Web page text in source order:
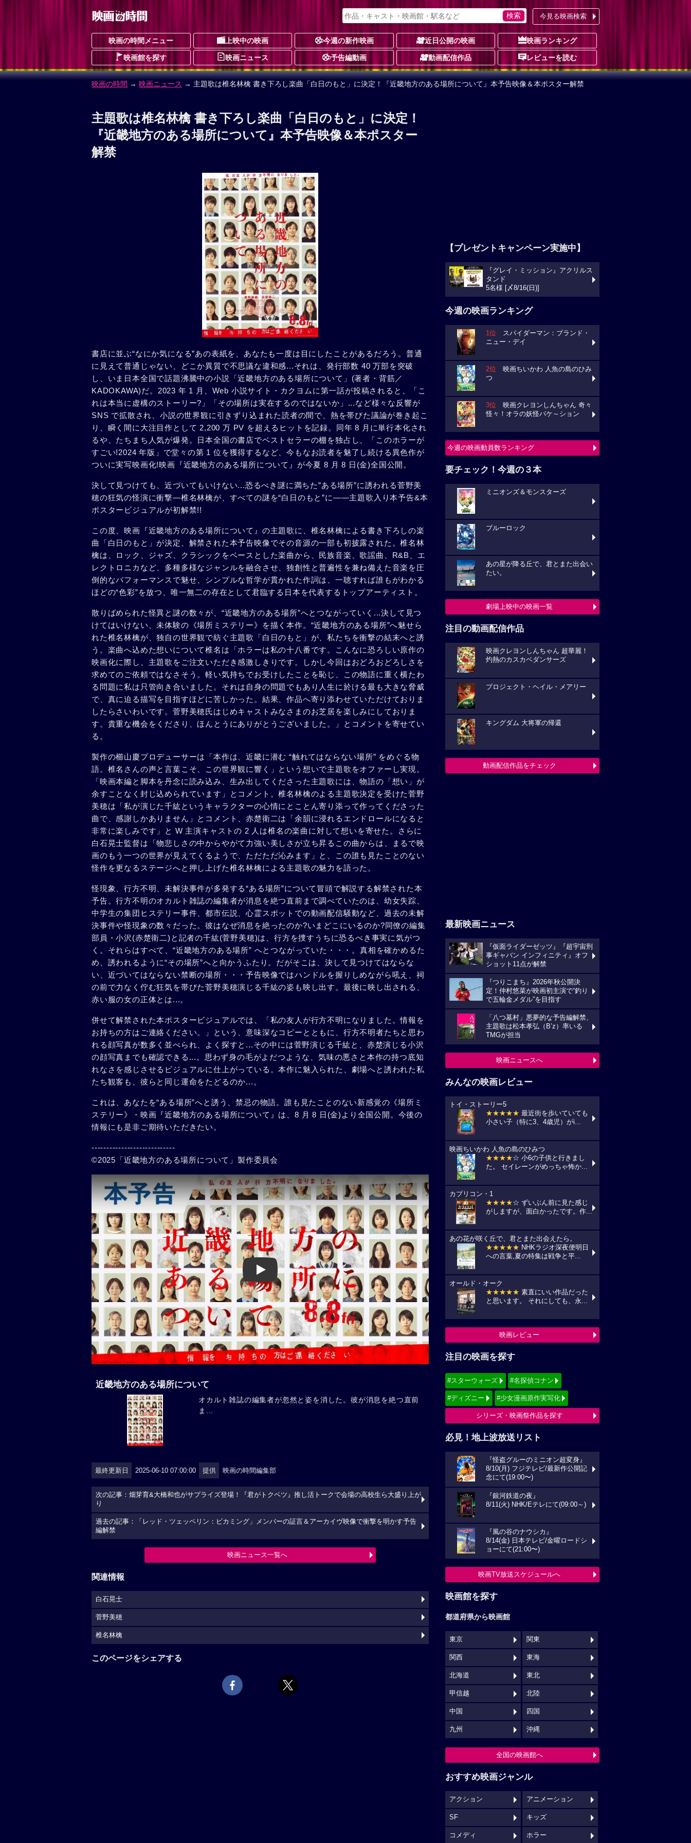
今見る映画検索
映画の時間メニュー 上映中の映画 今週の新作映画 近日公開の映画 映画ランキング
映画館を探す 映画ニュース 予告編動画 動画配信作品 レビューを読む
映画の時間 → 映画ニュース → 主題歌は椎名林檎 書き下ろし楽曲「白日のもと」に決定！『近畿地方のある場所について』本予告映像＆本ポスター解禁
主題歌は椎名林檎 書き下ろし楽曲「白日のもと」に決定！
『近畿地方のある場所について』本予告映像＆本ポスター
解禁
書店に並ぶ“なにか気になる”あの表紙を、あなたも一度は目にしたことがあるだろう。普通
に見えて普通じゃない、どこか異質で不思議な違和感...それは、発行部数 40 万部を突破
し、いま日本全国で話題沸騰中の小説「近畿地方のある場所について」(著者・背筋／
KADOKAWA)だ。2023 年 1 月、Web 小説サイト・カクヨムに第一話が投稿されると、「こ
れは本当に虚構のストーリー?」「その場所は実在するのではないか」...など様々な反響が
SNS で拡散され、小説の世界観に引きずり込まれた読者の間で、熱を帯びた議論が巻き起こ
り、瞬く間に大注目作として 2,200 万 PV を超えるヒットを記録。同年 8 月に単行本化され
るや、たちまち人気が爆発。日本全国の書店でベストセラーの棚を独占し、「このホラーが
すごい!2024 年版」で堂々の第 1 位を獲得するなど、今もなお読者を魅了し続ける異色作が
ついに実写映画化!映画『近畿地方のある場所について』が今夏 8 月 8 日(金)全国公開。
決して見つけても、近づいてもいけない...恐るべき謎に満ちた”ある場所”に誘われる菅野美
穂の狂気の怪演に衝撃―椎名林檎が、すべての謎を“白日のもと”に――主題歌入り本予告&本
ポスタービジュアルが初解禁!!
この度、映画『近畿地方のある場所について』の主題歌に、椎名林檎による書き下ろしの楽
曲「白日のもと」が決定、解禁された本予告映像でその音源の一部も初披露された。椎名林
檎は、ロック、ジャズ、クラシックをベースとした楽曲から、民族音楽、歌謡曲、R&B、エ
レクトロニカなど、多種多様なジャンルを融合させ、独創性と普遍性を兼ね備えた音楽を圧
倒的なパフォーマンスで魅せ、シンプルな哲学が貫かれた作詞は、一聴すれば誰もがわかる
ほどの“色彩”を放つ、唯一無二の存在として君臨する日本を代表するトップアーティスト。
散りばめられた怪異と謎の数々が、“近畿地方のある場所”へとつながっていく...決して見つ
けてはいけない、未体験の《場所ミステリー》を描く本作。“近畿地方のある場所”へ魅せら
れた椎名林檎が、独自の世界観で紡ぐ主題歌「白日のもと」が、私たちを衝撃の結末へと誘
う。楽曲へ込めた想いについて椎名は「ホラーは私の十八番です。こんなに恐ろしい原作の
映画化に際し、主題歌をご注文いただき感激しきりです。しかし今回はおどろおどろしさを
求めてのご依頼ではなさそう。軽い気持ちでお受けしたことを恥じ、この物語に重く横たわ
る問題に私は只管向き合いました。それは自身の問題でもあり人生に於ける最も大きな脅威
で、真に迫る描写を目指すほどに苦しかった。結果、作品へ寄り添わせていただけておりま
したらさいわいです。菅野美穂氏はじめキャストみなさまのお芝居を楽しみにしておりま
す。貴重な機会をくださり、ほんとうにありがとうございました。」とコメントを寄せてい
る。
製作の櫛山慶プロデューサーは「本作は、近畿に潜む “触れてはならない場所” をめぐる物
語。椎名さんの声と言葉こそ、この世界観に響く」という想いで主題歌をオファーし実現。
「映画本編と脚本を丹念に読み込み、生み出してくださった主題歌には、物語の「想い」が
余すことなく封じ込められています」とコメント。椎名林檎のよる主題歌決定を受けた菅野
美穂は「私が演じた千紘というキャラクターの心情にとことん寄り添って作ってくださった
曲で、感謝しかありません」とコメント、赤楚衛二は「余韻に浸れるエンドロールになると
非常に楽しみです」と W 主演キャストの 2 人は椎名の楽曲に対して想いを寄せた。さらに
白石晃士監督は「物悲しさの中からやがて力強い美しさが立ち昇るこの曲からは、まるで映
画のもう一つの世界が見えてくるようで、ただただ沁みます」と、この誰も見たことのない
怪作を更なるステージへと押し上げた椎名林檎による主題歌の魅力を語った。
怪現象、行方不明、未解決事件が多発する“ある場所”について冒頭で解説する解禁された本
予告。行方不明のオカルト雑誌の編集者が消息を絶つ直前まで調べていたのは、幼女失踪、
中学生の集団ヒステリー事件、都市伝説、心霊スポットでの動画配信騒動など、過去の未解
決事件や怪現象の数々だった。彼はなぜ消息を絶ったのか?いまどこにいるのか?同僚の編集
部員・小沢(赤楚衛二)と記者の千紘(菅野美穂)は、行方を捜すうちに恐るべき事実に気がつ
く。それらはすべて、“近畿地方のある場所” へとつながっていた・・・。真相を確かめるた
め、誘われるように“その場所”へと向かうふたり。だがそこは、決して見つけてはならな
い、近づいてはならない禁断の場所・・・予告映像ではハンドルを握りしめながら吼え、祠
の前で力なく佇む狂気を帯びた菅野美穂演じる千紘の姿も映し出す。最後に映し出される、
赤い服の女の正体とは...。
併せて解禁された本ポスタービジュアルでは、「私の友人が行方不明になりました。情報を
お持ちの方はご連絡ください。」という、意味深なコピーとともに、行方不明者たちと思わ
れる顔写真が数多く並べられ、よく探すと...その中には菅野演じる千紘と、赤楚演じる小沢
の顔写真までも確認できる...。思わず身の毛がよだつような、気味の悪さと本作の持つ底知
れなさを感じさせるビジュアルに仕上がっている。本作に魅入られた、劇場へと誘われた私
たち観客も、彼らと同じ運命をたどるのか...。
これは、あなたを“ある場所”へと誘う、禁忌の物語。誰も見たことのない新感覚の《場所ミ
ステリー》・映画『近畿地方のある場所について』は、8 月 8 日(金)より全国公開。今後の
情報にも是非ご期待いただきたい。
----------------------------
©2025「近畿地方のある場所について」製作委員会
Play
近畿地方のある場所について
オカルト雑誌の編集者が忽然と姿を消した。彼が消息を絶つ直前
ま...
最終更新日 2025-06-10 07:00:00 提供 映画の時間編集部
次の記事：畑芽育&大橋和也がサプライズ登場！『君がトクベツ』推し活トークで会場の高校生ら大盛り上が
り
過去の記事：「レッド・ツェッペリン：ビカミング」メンバーの証言＆アーカイヴ映像で衝撃を明かす予告
編解禁
映画ニュース一覧へ
関連情報
白石晃士
菅野美穂
椎名林檎
このページをシェアする
【プレゼントキャンペーン実施中】
『グレイ・ミッション』アクリルス
タンド
5名様 [〆8/16(日)]
今週の映画ランキング
1位 スパイダーマン：ブランド・
ニュー・デイ
2位 映画ちいかわ 人魚の島のひみ
つ
3位 映画クレヨンしんちゃん 奇々
怪々！オラの妖怪バケ～ション
今週の映画動員数ランキング
要チェック！今週の３本
ミニオンズ＆モンスターズ
ブルーロック
あの星が降る丘で、君とまた出会い
たい。
劇場上映中の映画一覧
注目の動画配信作品
映画クレヨンしんちゃん 超華麗！
灼熱のカスカベダンサーズ
プロジェクト・ヘイル・メアリー
キングダム 大将軍の帰還
動画配信作品をチェック
最新映画ニュース
『仮面ライダーゼッツ』『超宇宙刑
事ギャバン インフィニティ』オフ
ショット11点が解禁
『つりこまち』2026年秋公開決
定！仲村悠菜が映画初主演で“釣り
で五輪金メダル”を目指す
「八つ墓村」悪夢的な予告編解禁、
主題歌は松本孝弘（B’z）率いる
TMGが担当
映画ニュースへ
みんなの映画レビュー
トイ・ストーリー5
★★★★★ 最近街を歩いていても
小さい子（特に3、4歳児）がi...
映画ちいかわ 人魚の島のひみつ
★★★★☆ 小6の子供と行きまし
た。 セイレーンがめっちゃ怖か...
カプリコン・1
★★★★☆ ずいぶん前に見た感じ
がしますが、面白かったです。作...
あの花が咲く丘で、君とまた出会えたら。
★★★★★ NHKラジオ深夜便明日
への言葉,夏の特集は戦争と平...
オールド・オーク
★★★★★ 素直にいい作品だった
と思います。 それにしても、永...
映画レビュー
注目の映画を探す
#スターウォーズ #名探偵コナン
#ディズニー #少女漫画原作実写化
シリーズ・映画祭作品を探す
必見！地上波放送リスト
『怪盗グルーのミニオン超変身』
8/10(月) フジテレビ/最新作公開記
念にて(19:00〜)
『銀河鉄道の夜』
8/11(火) NHK/Eテレにて(09:00～)
『風の谷のナウシカ』
8/14(金) 日本テレビ/金曜ロードシ
ョーにて(21:00〜)
映画TV放送スケジュールへ
映画館を探す
都道府県から映画館
東京 関東
関西 東海
北海道 東北
甲信越 北陸
中国 四国
九州 沖縄
全国の映画館へ
おすすめ映画ジャンル
アクション アニメーション
SF キッズ
コメディ ホラー